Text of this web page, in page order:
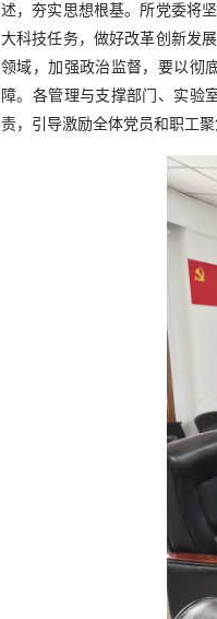
述，夯实思想根基。所党委将
大科技任务，做好改革创新发
领域，加强政治监督，要以彻
障。各管理与支撑部门、实验
责，引导激励全体党员和职工